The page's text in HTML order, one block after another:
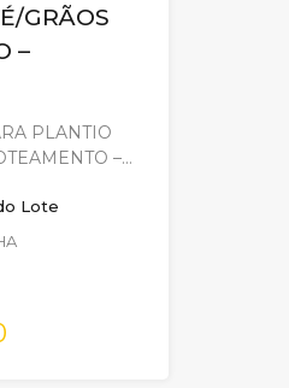
GRÃOS
–
PLANTIO
–…
Lote